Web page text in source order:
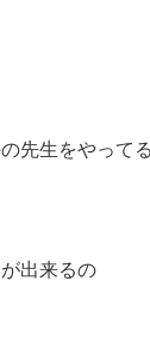
先生をやって
出来るの